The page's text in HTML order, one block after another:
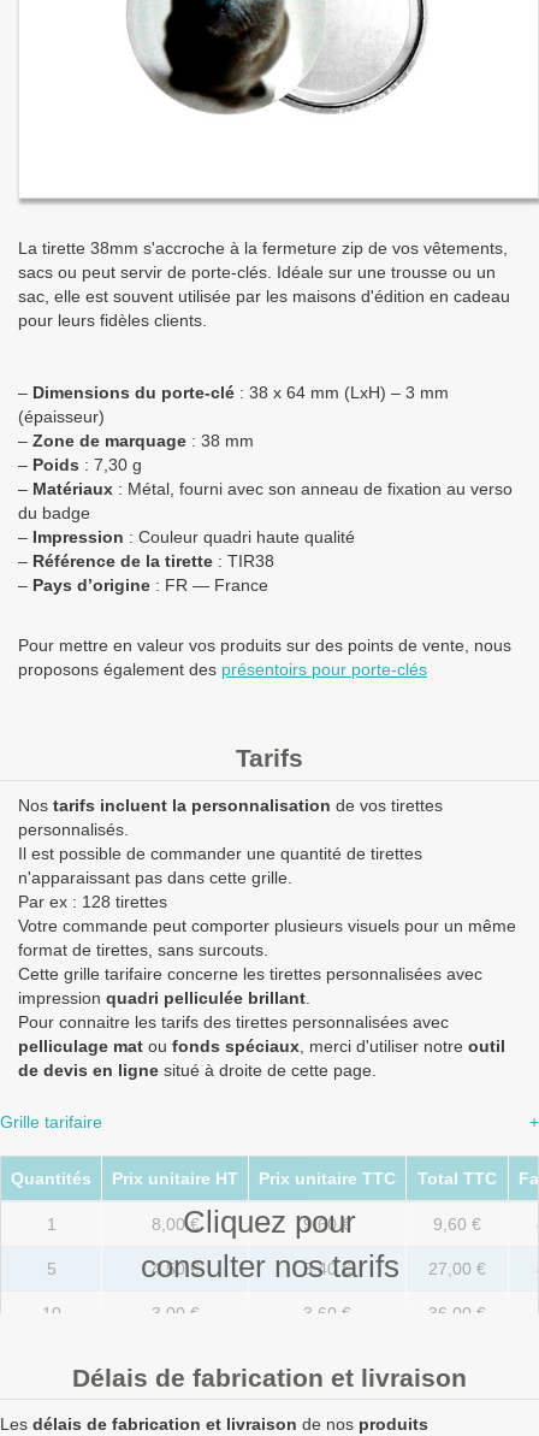
La tirette 38mm s'accroche à la fermeture zip de vos vêtements,
sacs ou peut servir de porte-clés. Idéale sur une trousse ou un
sac, elle est souvent utilisée par les maisons d'édition en cadeau
pour leurs fidèles clients.
– Dimensions du porte-clé : 38 x 64 mm (LxH) – 3 mm
(épaisseur)
– Zone de marquage : 38 mm
– Poids : 7,30 g
– Matériaux : Métal, fourni avec son anneau de fixation au verso
du badge
– Impression : Couleur quadri haute qualité
– Référence de la tirette : TIR38
– Pays d’origine : FR — France
Pour mettre en valeur vos produits sur des points de vente, nous
proposons également des présentoirs pour porte-clés
Tarifs
Nos tarifs incluent la personnalisation de vos tirettes
personnalisés.
Il est possible de commander une quantité de tirettes
n'apparaissant pas dans cette grille.
Par ex : 128 tirettes
Votre commande peut comporter plusieurs visuels pour un même
format de tirettes, sans surcouts.
Cette grille tarifaire concerne les tirettes personnalisées avec
impression quadri pelliculée brillant
Pour connaitre les tarifs des tirettes personnalisées avec
pelliculage mat ou fonds spéciaux , merci d'utiliser notre outil
de devis en ligne situé à droite de cette page.
Grille tarifaire +
Cliquez pour
consulter nos tarifs
Quantités Prix unitaire HT Prix unitaire TTC Total TTC
1 8,00 € 9,60 € 9,60 €
5 4,50 € 5,40 € 27,00 €
10 3,00 € 3,60 € 36,00 €
Délais de fabrication et livraison
Les délais de fabrication et livraison de nos produits